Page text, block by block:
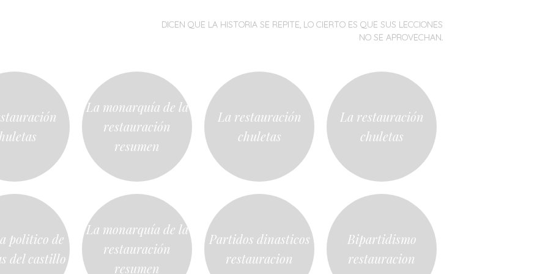
MENÚ
SALTARDICEN QUE LA HISTORIA SE REPITE, LO CIERTO ES QUE SUS LECCIONES
NO SE APROVECHAN.
La monarquía de la
restauración
resumen
La restauración
chuletas
La restauración
chuletas
politico de
del castillo
La monarquía de la
restauración
resumen
Partidos dinasticos
restauracion
Bipartidismo
restauracion